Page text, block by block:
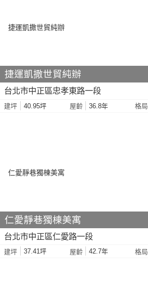
捷運凱撒世貿純辦
台北市中正區忠孝東路一段
建坪 40.95坪 屋齡 36.8年 格局
仁愛靜巷獨棟美寓
台北市中正區仁愛路一段
建坪 37.41坪 屋齡 42.7年 格局